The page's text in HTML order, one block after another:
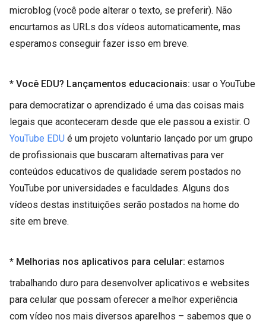
microblog (você pode alterar o texto, se preferir). Não
encurtamos as URLs dos vídeos automaticamente, mas
esperamos conseguir fazer isso em breve.
* Você EDU? Lançamentos educacionais: usar o YouTube
para democratizar o aprendizado é uma das coisas mais
legais que aconteceram desde que ele passou a existir. O
YouTube EDU é um projeto voluntario lançado por um grupo
de profissionais que buscaram alternativas para ver
conteúdos educativos de qualidade serem postados no
YouTube por universidades e faculdades. Alguns dos
vídeos destas instituições serão postados na home do
site em breve.
* Melhorias nos aplicativos para celular: estamos
trabalhando duro para desenvolver aplicativos e websites
para celular que possam oferecer a melhor experiência
com vídeo nos mais diversos aparelhos – sabemos que o